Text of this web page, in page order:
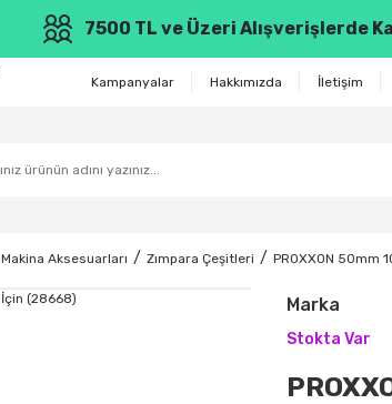
7500 TL ve Üzeri Alışverişlerde
Kampanyalar Hakkımızda İletişim
Makina Aksesuarları Zımpara Çeşitleri PROXXON 50mm
Marka
Stokta Var